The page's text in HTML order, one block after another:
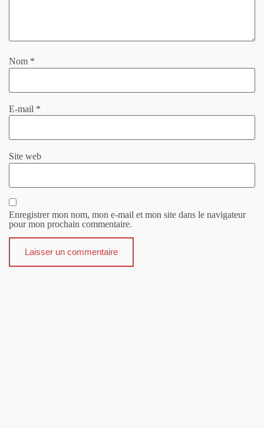
Nom *
E-mail *
Site web
Enregistrer mon nom, mon e-mail et mon site dans le navigateur
pour mon prochain commentaire.